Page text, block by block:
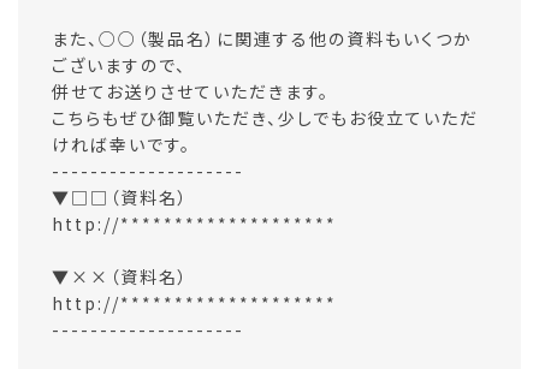
また、○○（製品名）に関連する他の資料もいくつか
ございますので、
併せてお送りさせていただきます。
こちらもぜひ御覧いただき、少しでもお役立ていただ
ければ幸いです。
--------------------
▼□□（資料名）
http://********************
▼××（資料名）
http://********************
--------------------